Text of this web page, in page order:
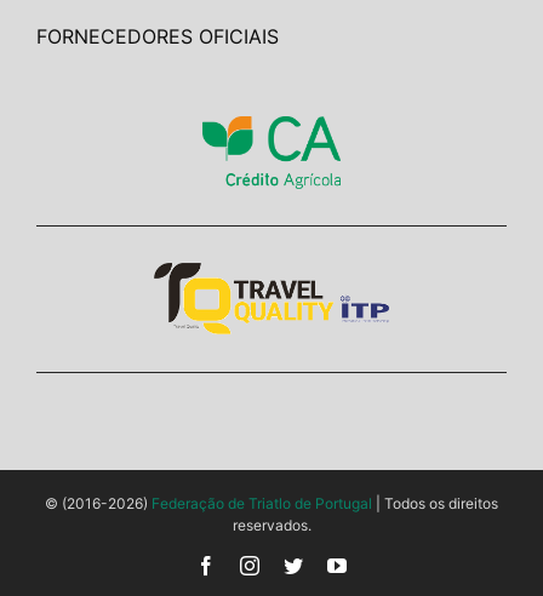
FORNECEDORES OFICIAIS
© (2016-2026) Federação de Triatlo de Portugal | Todos os direitos
reservados.
FacebookInstagram
TwitterYouTube